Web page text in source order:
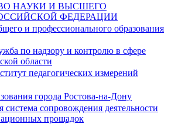
НАУКИ И ВЫСШЕГО
ФЕДЕРАЦИИ
и профессионального образования
по надзору и контролю в сфере
области
педагогических измерений
города Ростова-на-Дону
сопровождения деятельности
прощадок